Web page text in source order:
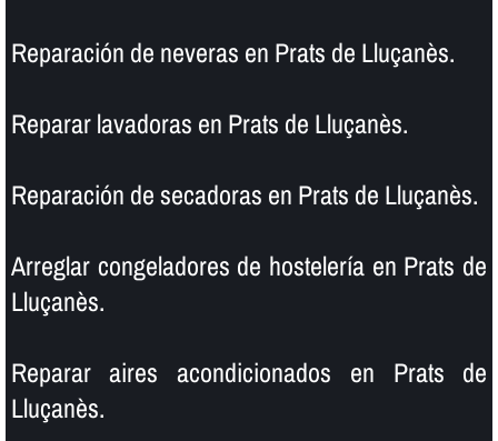
Reparación de neveras en Prats de Lluçanès.
Reparar lavadoras en Prats de Lluçanès.
Reparación de secadoras en Prats de Lluçanès.
Arreglar congeladores de hostelerí­a en Prats de
Lluçanès.
Reparar aires acondicionados en Prats de
Lluçanès.